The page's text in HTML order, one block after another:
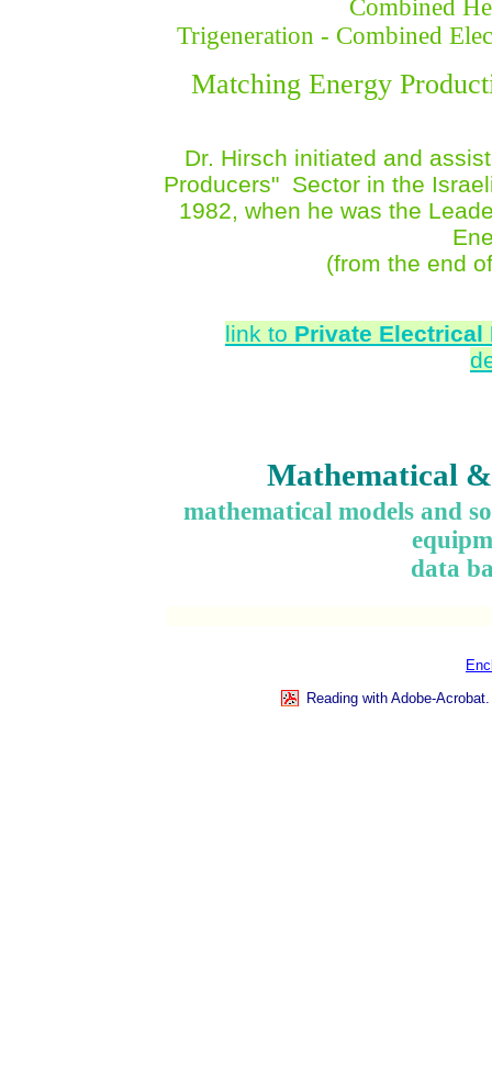
Combined
Trigeneration - Combined
Matching Energy
Dr. Hirsch initiated and
Producers" Sector in the
1982, when he was the
(from the end
link to Private Electrical
Mathematical
mathematical models and
data
Reading with Adobe-